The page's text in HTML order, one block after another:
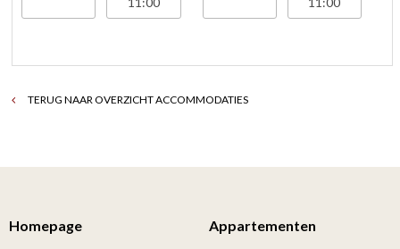
TERUG NAAR OVERZICHT ACCOMMODATIES
Homepage Appartementen